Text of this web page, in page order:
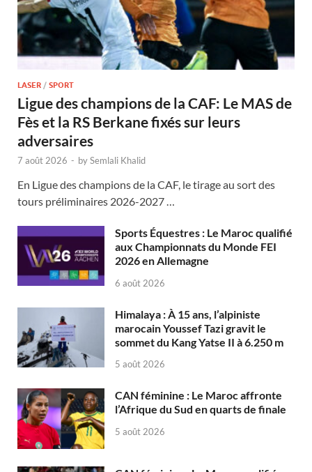
LASER / SPORT
Ligue des champions de la CAF: Le MAS de
Fès et la RS Berkane fixés sur leurs
adversaires
7 août 2026 - bySemlali Khalid
En Ligue des champions de la CAF, le tirage au sort des
tours préliminaires 2026-2027 …
Sports Équestres : Le Maroc qualifié
aux Championnats du Monde FEI
2026 en Allemagne
6 août 2026
Himalaya : À 15 ans, l’alpiniste
marocain Youssef Tazi gravit le
sommet du Kang Yatse II à 6.250 m
5 août 2026
CAN féminine : Le Maroc affronte
l’Afrique du Sud en quarts de finale
5 août 2026